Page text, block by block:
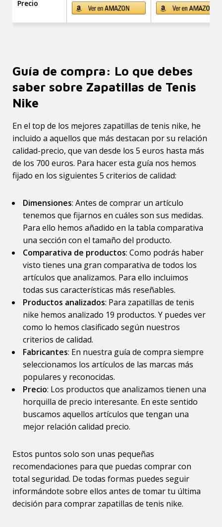
Precio
Guía de compra: Lo que debes
saber sobre Zapatillas de Tenis
Nike
En el top de los mejores zapatillas de tenis nike, he
incluido a aquellos que más destacan por su relación
calidad-precio, que van desde los 5 euros hasta más
de los 700 euros. Para hacer esta guía nos hemos
fijado en los siguientes 5 criterios de calidad:
Dimensiones: Antes de comprar un artículo
tenemos que fijarnos en cuáles son sus medidas.
Para ello hemos añadido en la tabla comparativa
una sección con el tamaño del producto.
Comparativa de productos: Como podrás haber
visto tienes una gran comparativa de todos los
artículos que analizamos. Para ello incluimos
todas sus características más reseñables.
Productos analizados: Para zapatillas de tenis
nike hemos analizado 19 productos. Y puedes ver
como lo hemos clasificado según nuestros
criterios de calidad.
Fabricantes: En nuestra guía de compra siempre
seleccionamos los artículos de las marcas más
populares y reconocidas.
Precio: Los productos que analizamos tienen una
horquilla de precio interesante. En este sentido
buscamos aquellos artículos que tengan una
mejor relación calidad precio.
Estos puntos solo son unas pequeñas
recomendaciones para que puedas comprar con
total seguridad. De todas formas puedes seguir
informándote sobre ellos antes de tomar tu última
decisión para comprar zapatillas de tenis nike.